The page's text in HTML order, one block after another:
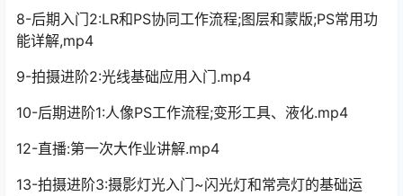
8-后期入门2:LR和PS协同工作流程;图层和蒙版;PS常用功
能详解,mp4
9-拍摄进阶2:光线基础应用入门.mp4
10-后期进阶1:人像PS工作流程;变形工具、液化.mp4
12-直播:第一次大作业讲解.mp4
13-拍摄进阶3:摄影灯光入门~闪光灯和常亮灯的基础运